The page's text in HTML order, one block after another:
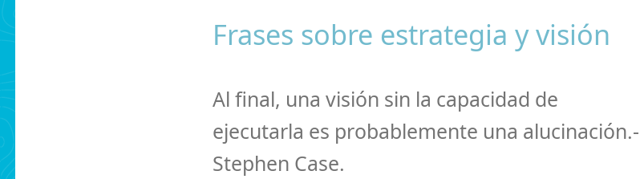
Frases sobre estrategia y visión
Al final, una visión sin la capacidad de
ejecutarla es probablemente una alucinación.-
Stephen Case.